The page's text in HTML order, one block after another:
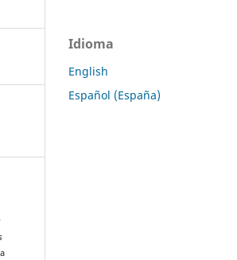
Idioma
English
Español (España)